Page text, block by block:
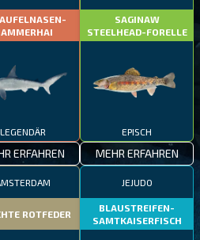
LEGENDÄR
ERFAHREN
SAGINAW
STEELHEAD-FORELLE
EPISCH
MEHR ERFAHREN
ROTFEDER
JEJUDO
BLAUSTREIFEN-
SAMTKAISERFISCH